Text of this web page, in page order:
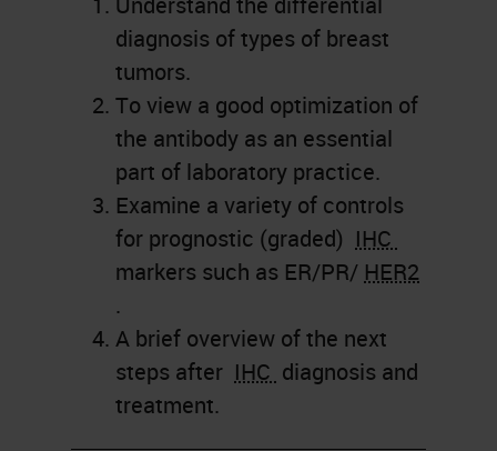
diagnosis of types of breast
tumors.
To view a good optimization of
the antibody as an essential
part of laboratory practice.
Examine a variety of controls
for prognostic (graded) IHC
markers such as ER/PR/ HER2
.
A brief overview of the next
steps after IHC diagnosis and
treatment.